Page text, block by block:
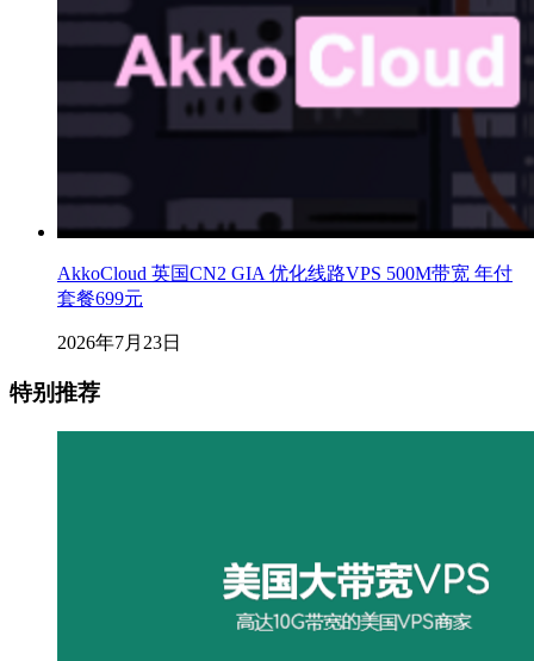
AkkoCloud 英国CN2 GIA 优化线路VPS 500M带宽 年付
套餐699元
2026年7月23日
特别推荐